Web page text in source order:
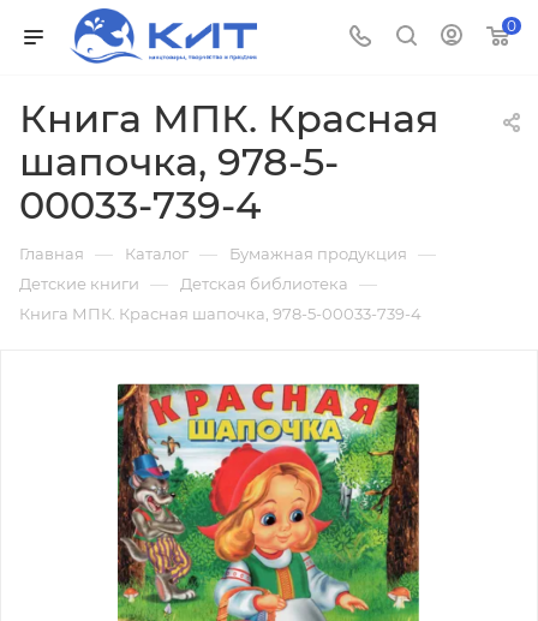
0
Книга МПК. Красная
шапочка, 978-5-
00033-739-4
Главная — Каталог — Бумажная продукция —
Детские книги — Детская библиотека —
Книга МПК. Красная шапочка, 978-5-00033-739-4